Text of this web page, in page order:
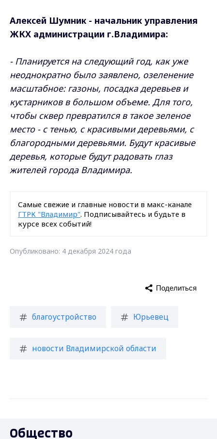
Алексей Шумник - начальник управления
ЖКХ администрации г.Владимира:
- Планируется на следующий год, как уже
неоднократно было заявлено, озеленение
масштабное: газоны, посадка деревьев и
кустарников в большом объеме. Для того,
чтобы сквер превратился в такое зеленое
место - с тенью, с красивыми деревьями, с
благородными деревьями. Будут красивые
деревья, которые будут радовать глаз
жителей города Владимира.
Самые свежие и главные новости в макс-канале
ГТРК "Владимир". Подписывайтесь и будьте в
курсе всех событий!
Опубликовано: 4 декабря 2024 года
благоустройство Юрьевец
новости Владимирской области
Поделиться
Общество